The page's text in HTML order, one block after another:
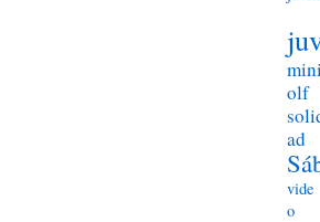
olf
ad
vide
o